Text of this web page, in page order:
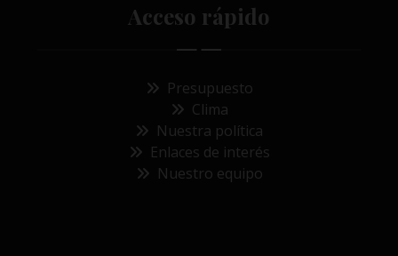
Acceso rápido
Presupuesto
Clima
Nuestra política
Enlaces de interés
Nuestro equipo